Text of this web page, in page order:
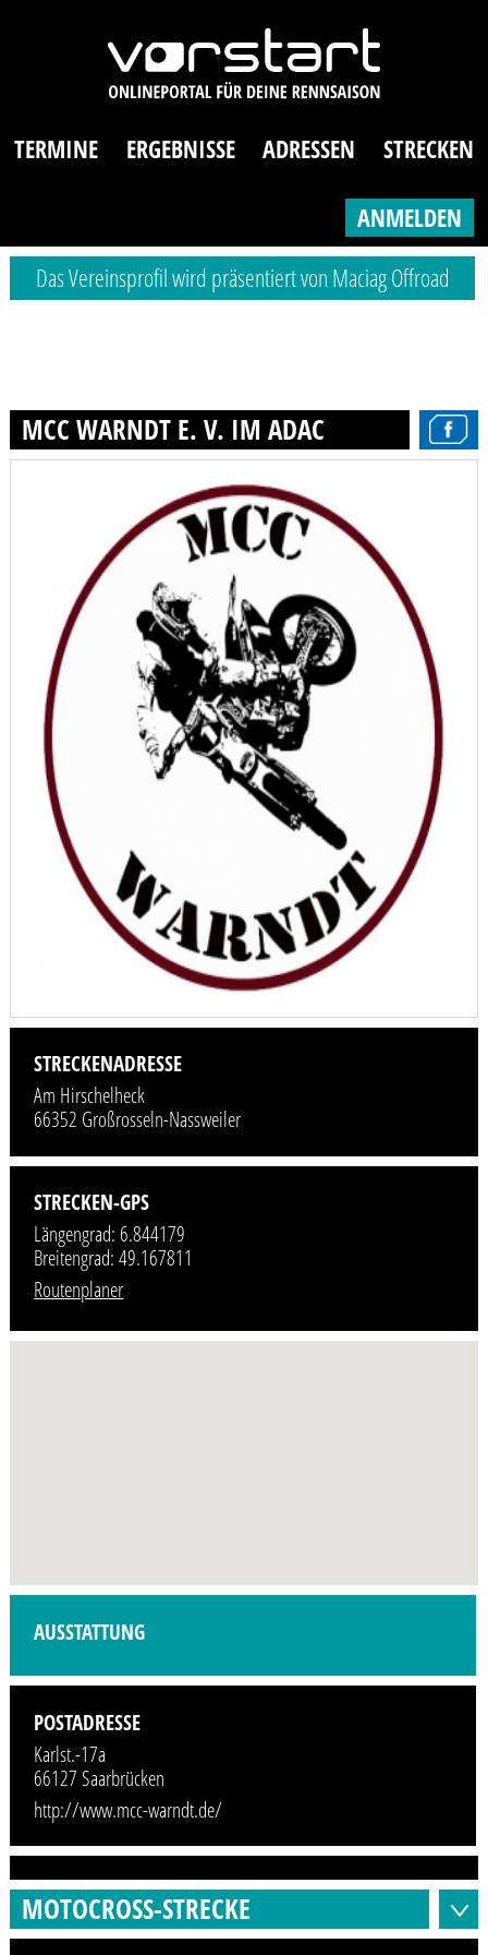
TERMINE ERGEBNISSE ADRESSEN STRECKEN
ANMELDEN
Das Vereinsprofil wird präsentiert von Maciag Offroad
MCC WARNDT E. V. IM ADAC
STRECKENADRESSE
Am Hirschelheck
66352 Großrosseln-Nassweiler
STRECKEN-GPS
Längengrad: 6.844179
Breitengrad: 49.167811
Routenplaner
Profilbild wird demnächst vom Veranstalter hinzugefügt.
AUSSTATTUNG
POSTADRESSE
Karlst.-17a
66127 Saarbrücken
http://www.mcc-warndt.de/
MOTOCROSS-STRECKE